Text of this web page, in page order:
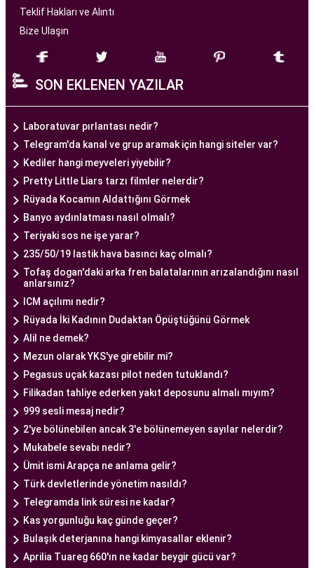
başarılı tüp bebek tedavileri sunmayı amaçlar.
bir ekip tarafından yönetilmektedir. Burada görev
alan tıp profesyonelleri, çiftlere kişiselleştirilmiş
tedavi planları sunarak, her çiftin özel durumunu
dikkate alır. Ayrıca, merkezde kullanılan teknoloji
ve ekipmanlar, tedavi sürecini daha etkili ve
güvenli hale getirir.
Ankara Tüp Bebek Merkezi, hasta odaklı hizmet
anlayışı ve etik prensipler çerçevesinde, çiftlere
sağlıklı bir gebelik yaşama şansı tanıyan kapsamlı
bir tüp bebek hizmeti sunar.
Ankara Tüp Bebek Doktoru
ve deneyimli bir doktorun rehberliğinde
yürütülmesi gereken bir süreçtir. Ankara Tüp
Bebek Merkezi'nde görev alan uzman tüp bebek
doktoru, çiftlere kapsamlı bir yaklaşımla tedavi
sunar.
Ankara Tüp Bebek Doktoru
sürecinde çiftlere rehberlik eder ve tedavinin her
aşamasında destek sağlar. Çiftin tıbbi geçmişini
değerlendirir, bireysel durumlarını analiz eder ve
en uygun tedavi planını oluşturur. Tedavi
sürecinde çiftlere duygusal destek sağlamak da
doktorun önemli görevlerinden biridir.
Uzman tüp bebek doktoru, Ankara Tüp Bebek
Merkezi'nde kullanılan en son teknolojiyi ve
Teklif Hakları ve Alıntı
Bize Ulaşın
SON EKLENEN YAZILAR
Laboratuvar pırlantası nedir?
Telegram'da kanal ve grup aramak için hangi siteler var?
Kediler hangi meyveleri yiyebilir?
Pretty Little Liars tarzı filmler nelerdir?
Rüyada Kocamın Aldattığını Görmek
Banyo aydınlatması nasıl olmalı?
Teriyaki sos ne işe yarar?
235/50/19 lastik hava basıncı kaç olmalı?
Tofaş dogan'daki arka fren balatalarının arızalandığını nasıl
anlarsınız?
ICM açılımı nedir?
Rüyada İki Kadının Dudaktan Öpüştüğünü Görmek
Alil ne demek?
Mezun olarak YKS'ye girebilir mi?
Pegasus uçak kazası pilot neden tutuklandı?
Filikadan tahliye ederken yakıt deposunu almalı mıyım?
999 sesli mesaj nedir?
2'ye bölünebilen ancak 3'e bölünemeyen sayılar nelerdir?
Mukabele sevabı nedir?
Ümit ismi Arapça ne anlama gelir?
Türk devletlerinde yönetim nasıldı?
Telegramda link süresi ne kadar?
Kas yorgunluğu kaç günde geçer?
Bulaşık deterjanına hangi kimyasallar eklenir?
Aprilia Tuareg 660'ın ne kadar beygir gücü var?